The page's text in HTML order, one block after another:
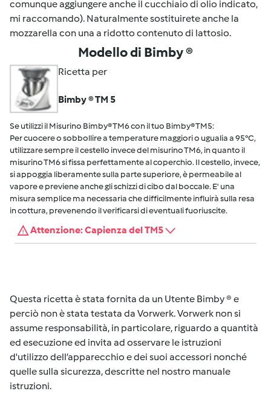
comunque aggiungere anche il cucchiaio di olio indicato,
mi raccomando). Naturalmente sostituirete anche la
mozzarella con una a ridotto contenuto di lattosio.
Modello di Bimby ®
Ricetta per
Bimby ® TM 5
Se utilizzi il Misurino Bimby® TM6 con il tuo Bimby® TM5:
Per cuocere o sobbollire a temperature maggiori o ugualia a 95°C,
utilizzare sempre il cestello invece del misurino TM6, in quanto il
misurino TM6 si fissa perfettamente al coperchio. Il cestello, invece,
si appoggia liberamente sulla parte superiore, è permeabile al
vapore e previene anche gli schizzi di cibo dal boccale. E' una
misura semplice ma necessaria che difficilmente influirà sulla resa
in cottura, prevenendo il verificarsi di eventuali fuoriuscite.
Attenzione: Capienza del TM5
Questa ricetta è stata fornita da un Utente Bimby ® e
perciò non è stata testata da Vorwerk. Vorwerk non si
assume responsabilità, in particolare, riguardo a quantità
ed esecuzione ed invita ad osservare le istruzioni
d'utilizzo dell’apparecchio e dei suoi accessori nonché
quelle sulla sicurezza, descritte nel nostro manuale
istruzioni.